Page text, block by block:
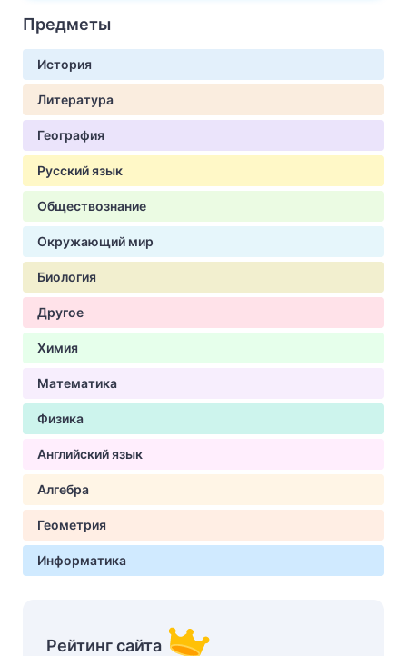
Предметы
История
Литература
География
Русский язык
Обществознание
Окружающий мир
Биология
Другое
Химия
Математика
Физика
Английский язык
Алгебра
Геометрия
Информатика
Рейтинг сайта